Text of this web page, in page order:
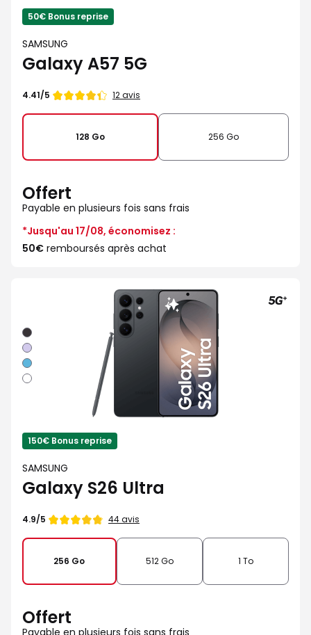
50€ Bonus reprise
SAMSUNG
Galaxy A57 5G
Note
4.41/5 12 avis
128 Go 256 Go
Offert
Payable en plusieurs fois sans frais
*Jusqu'au 17/08, économisez :
50€ remboursés après achat
Noir
Violet
Bleu
Blanc
150€ Bonus reprise
SAMSUNG
Galaxy S26 Ultra
Note
4.9/5 44 avis
256 Go 512 Go 1 To
Offert
Payable en plusieurs fois sans frais